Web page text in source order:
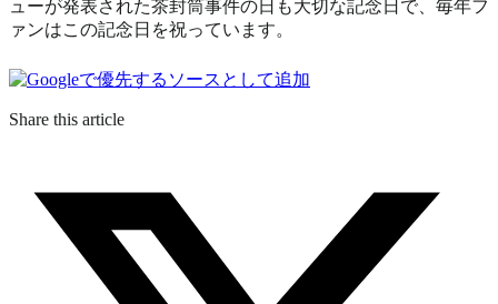
ューが発表された茶封筒事件の日も大切な記念日で、毎年フ
ァンはこの記念日を祝っています。
Share this article